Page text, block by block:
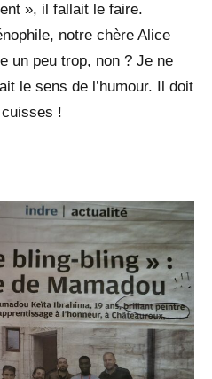
», il fallait le faire.
notre chère Alice
un peu trop, non ? Je ne
le sens de l’humour. Il doit
!